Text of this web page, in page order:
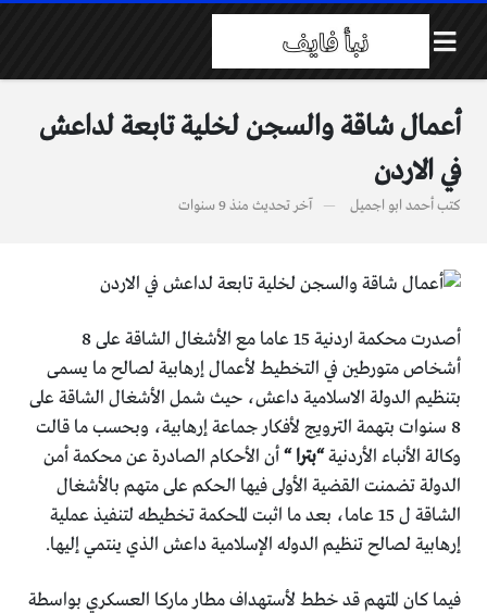
أعمال شاقة والسجن لخلية تابعة لداعش
في الاردن
كتبأحمد ابو اجميل آخر تحديث منذ 9 سنوات
أصدرت محكمة اردنية 15 عاما مع الأشغال الشاقة على 8
أشخاص متورطين في التخطيط لأعمال إرهابية لصالح ما يسمى
بتنظيم الدولة الاسلامية داعش، حيث شمل الأشغال الشاقة على
8 سنوات بتهمة الترويج لأفكار جماعة إرهابية، وبحسب ما قالت
وكالة الأنباء الأردنية“بترا “ أن الأحكام الصادرة عن محكمة أمن
الدولة تضمنت القضية الأولى فيها الحكم على متهم بالأشغال
الشاقة ل 15 عاما، بعد ما اثبت المحكمة تخطيطه لتنفيذ عملية
إرهابية لصالح تنظيم الدوله الإسلامية داعش الذي ينتمي إليها.
فيما كان المتهم قد خطط لأستهداف مطار ماركا العسكري بواسطة